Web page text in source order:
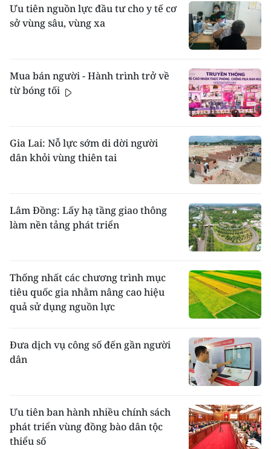
vào trán những người dự lễ như một sự cầu
phúc. Lễ tết kéo dài 7 - 10 ngày. Trong các
ngày Tết, dân làng đến chung vui với từng
gia đình. Sau Tết, người ta mới được ăn lúa
làm nhà, chuyển làng...
Theo cema.gov.vn
trâu đánh giáo đầu, giữ nhịp và đổ hồi trước
khi kết thúc. Con trai Mạ thường thổi khèn
Ưu tiên nguồn lực đầu tư cho y tế cơ
sở vùng sâu, vùng xa
Mua bán người - Hành trình trở về
từ bóng tối
Gia Lai: Nỗ lực sớm di dời người
dân khỏi vùng thiên tai
Lâm Đồng: Lấy hạ tầng giao thông
làm nền tảng phát triển
Thống nhất các chương trình mục
tiêu quốc gia nhằm nâng cao hiệu
quả sử dụng nguồn lực
Đưa dịch vụ công số đến gần người
dân
Ưu tiên ban hành nhiều chính sách
phát triển vùng đồng bào dân tộc
thiểu số